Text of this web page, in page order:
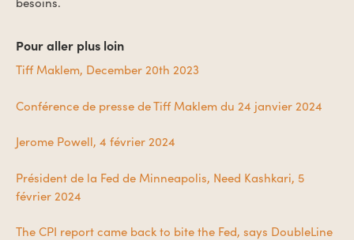
Pour aller plus loin
Tiff Maklem, December 20th 2023
Conférence de presse de Tiff Maklem du 24 janvier 2024
Jerome Powell, 4 février 2024
Président de la Fed de Minneapolis, Need Kashkari, 5
février 2024
The CPI report came back to bite the Fed, says DoubleLine